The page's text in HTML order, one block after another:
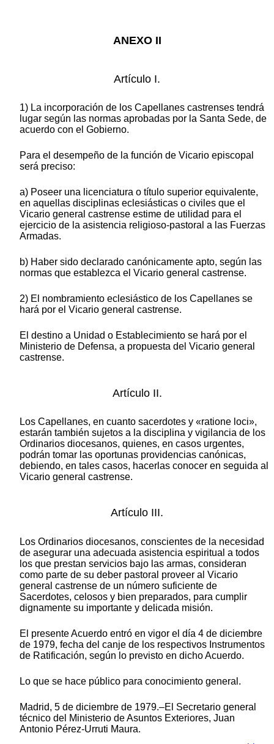
ANEXO II
Artículo I.
1) La incorporación de los Capellanes castrenses tendrá
lugar según las normas aprobadas por la Santa Sede, de
acuerdo con el Gobierno.
Para el desempeño de la función de Vicario episcopal
será preciso:
a) Poseer una licenciatura o título superior equivalente,
en aquellas disciplinas eclesiásticas o civiles que el
Vicario general castrense estime de utilidad para el
ejercicio de la asistencia religioso-pastoral a las Fuerzas
Armadas.
b) Haber sido declarado canónicamente apto, según las
normas que establezca el Vicario general castrense.
2) El nombramiento eclesiástico de los Capellanes se
hará por el Vicario general castrense.
El destino a Unidad o Establecimiento se hará por el
Ministerio de Defensa, a propuesta del Vicario general
castrense.
Artículo II.
Los Capellanes, en cuanto sacerdotes y «ratione loci»,
estarán también sujetos a la disciplina y vigilancia de los
Ordinarios diocesanos, quienes, en casos urgentes,
podrán tomar las oportunas providencias canónicas,
debiendo, en tales casos, hacerlas conocer en seguida al
Vicario general castrense.
Artículo III.
Los Ordinarios diocesanos, conscientes de la necesidad
de asegurar una adecuada asistencia espiritual a todos
los que prestan servicios bajo las armas, consideran
como parte de su deber pastoral proveer al Vicario
general castrense de un número suficiente de
Sacerdotes, celosos y bien preparados, para cumplir
dignamente su importante y delicada misión.
El presente Acuerdo entró en vigor el día 4 de diciembre
de 1979, fecha del canje de los respectivos Instrumentos
de Ratificación, según lo previsto en dicho Acuerdo.
Lo que se hace público para conocimiento general.
Madrid, 5 de diciembre de 1979.–El Secretario general
técnico del Ministerio de Asuntos Exteriores, Juan
Antonio Pérez-Urruti Maura.